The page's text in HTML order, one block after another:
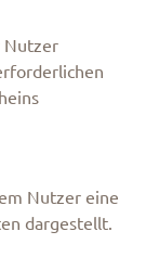
Nutzer
Nutzer eine
dargestellt.